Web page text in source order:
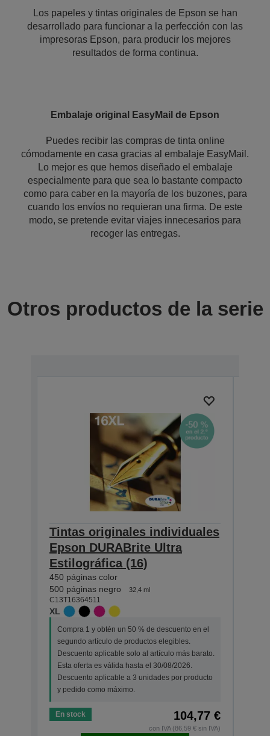
Los papeles y tintas originales de Epson se han
desarrollado para funcionar a la perfección con las
impresoras Epson, para producir los mejores
resultados de forma continua.
Embalaje original EasyMail de Epson
Puedes recibir las compras de tinta online
cómodamente en casa gracias al embalaje EasyMail.
Lo mejor es que hemos diseñado el embalaje
especialmente para que sea lo bastante compacto
como para caber en la mayoría de los buzones, para
cuando los envíos no requieran una firma. De este
modo, se pretende evitar viajes innecesarios para
recoger las entregas.
Otros productos de la serie
Tintas originales individuales
Epson DURABrite Ultra
Estilográfica (16)
450 páginas color
500 páginas negro
32,4 ml
C13T16364511
XL
Compra 1 y obtén un 50 % de descuento en el
segundo artículo de productos elegibles.
Descuento aplicable solo al artículo más barato.
Esta oferta es válida hasta el 30/08/2026.
Descuento aplicable a 3 unidades por producto
y pedido como máximo.
En stock 104,77 €
con IVA (86,59 € sin IVA)